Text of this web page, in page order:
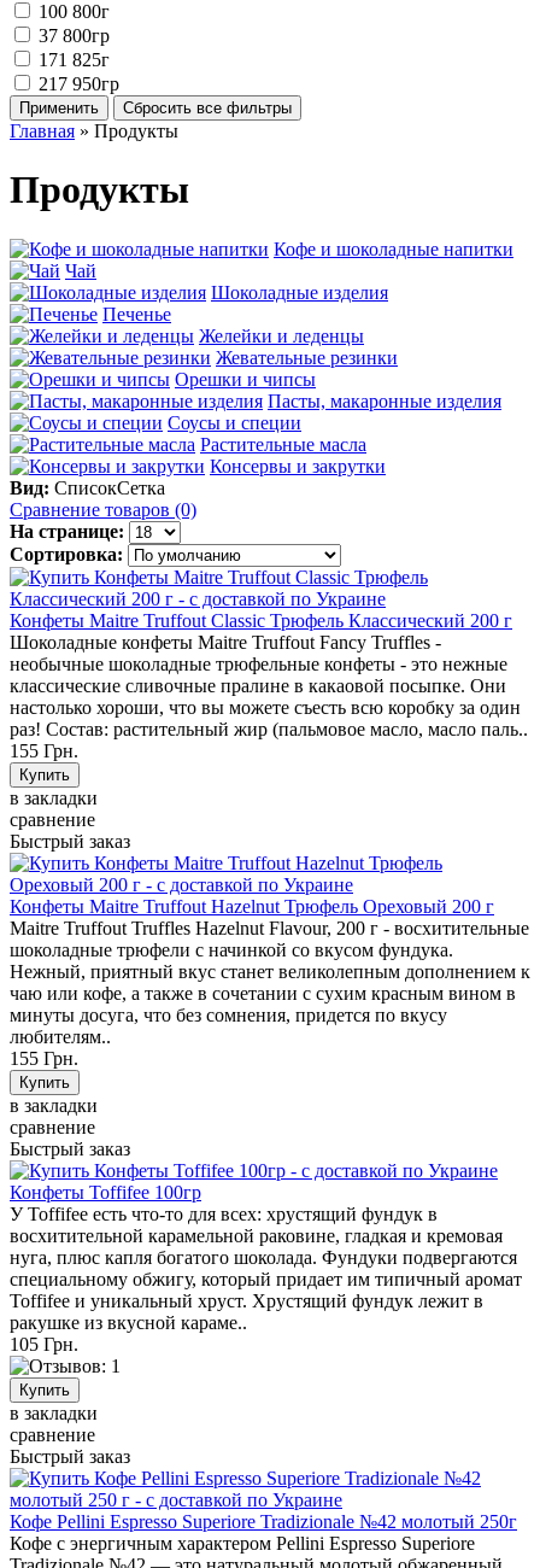
100 800г
37 800гр
171 825г
217 950гр
Главная » Продукты
Продукты
Кофе и шоколадные напитки
Чай
Шоколадные изделия
Печенье
Желейки и леденцы
Жевательные резинки
Орешки и чипсы
Пасты, макаронные изделия
Соусы и специи
Растительные масла
Консервы и закрутки
Вид: СписокСетка
Сравнение товаров (0)
На странице:
Сортировка:
Конфеты Maitre Truffout Classic Трюфель Классический 200 г
Шоколадные конфеты Maitre Truffout Fancy Truffles -
необычные шоколадные трюфельные конфеты - это нежные
классические сливочные пралине в какаовой посыпке. Они
настолько хороши, что вы можете съесть всю коробку за один
раз! Состав: растительный жир (пальмовое масло, масло паль..
155 Грн.
в закладки
сравнение
Быстрый заказ
Конфеты Maitre Truffout Hazelnut Трюфель Ореховый 200 г
Maitre Truffout Truffles Hazelnut Flavour, 200 г - восхитительные
шоколадные трюфели с начинкой со вкусом фундука.
Нежный, приятный вкус станет великолепным дополнением к
чаю или кофе, а также в сочетании с сухим красным вином в
минуты досуга, что без сомнения, придется по вкусу
любителям..
155 Грн.
в закладки
сравнение
Быстрый заказ
Конфеты Toffifee 100гр
У Toffifee есть что-то для всех: хрустящий фундук в
восхитительной карамельной раковине, гладкая и кремовая
нуга, плюс капля богатого шоколада. Фундуки подвергаются
специальному обжигу, который придает им типичный аромат
Toffifee и уникальный хруст. Хрустящий фундук лежит в
ракушке из вкусной караме..
105 Грн.
в закладки
сравнение
Быстрый заказ
Кофе Pellini Espresso Superiore Tradizionale №42 молотый 250г
Кофе с энергичным характером Pellini Espresso Superiore